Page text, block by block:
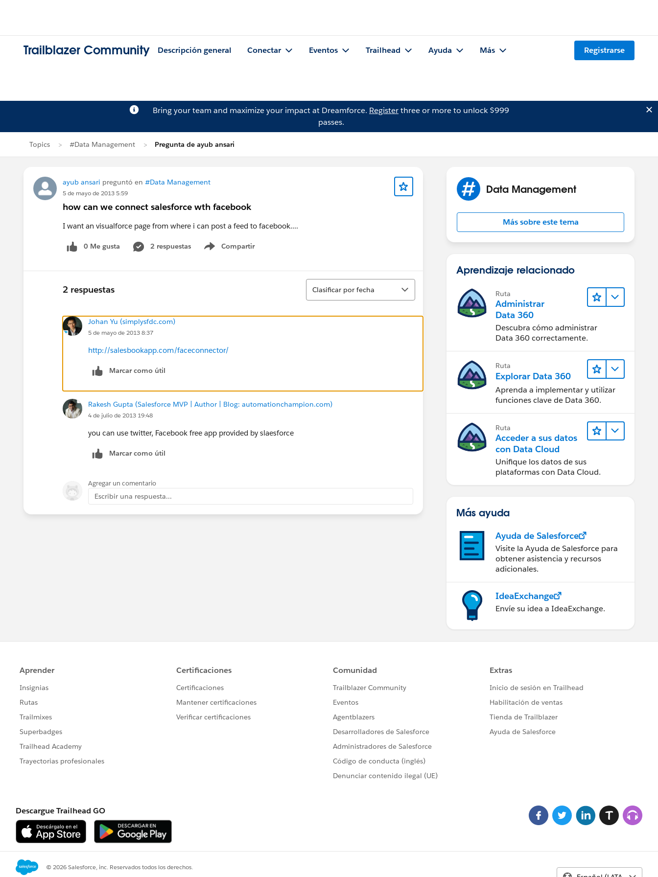
Trailblazer Community Descripción general Conectar Eventos Trailhead Ayuda Más Registrarse
Bring your team and maximize your impact at Dreamforce. Registerthree or more to unlock $999
passes.
Topics #Data Management Pregunta de ayub ansari
ayub ansari preguntó en #Data Management
5 de mayo de 2013 5:59
how can we connect salesforce wth facebook
I want an visualforce page from where i can post a feed to facebook....
0 Me gusta 2 respuestas Compartir
Show menu
2 respuestas
Ordenar
Clasificar por fecha
Johan Yu (simplysfdc.com)
5 de mayo de 2013 8:37
http://salesbookapp.com/faceconnector/
Marcar como útil
Rakesh Gupta (Salesforce MVP | Author | Blog: automationchampion.com)
4 de julio de 2013 19:48
you can use twitter, Facebook free app provided by slaesforce
Marcar como útil
Agregar un comentario
Escribir una respuesta...
Data Management
Más sobre este tema
Aprendizaje relacionado
Ruta
Administrar
Data 360
Descubra cómo administrar
Data 360 correctamente.
Ruta
Explorar Data 360
Aprenda a implementar y utilizar
funciones clave de Data 360.
Ruta
Acceder a sus datos
con Data Cloud
Unifique los datos de sus
plataformas con Data Cloud.
Más ayuda
Ayuda de Salesforce
Visite la Ayuda de Salesforce para
obtener asistencia y recursos
adicionales.
IdeaExchange
Envíe su idea a IdeaExchange.